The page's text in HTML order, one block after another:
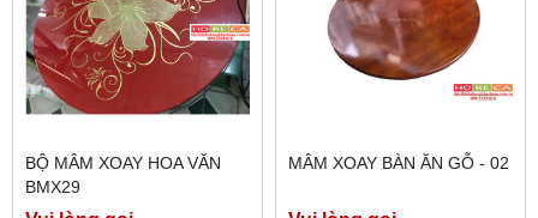
BỘ MÂM XOAY HOA VĂN
BMX29
MÂM XOAY BÀN ĂN GỖ - 02